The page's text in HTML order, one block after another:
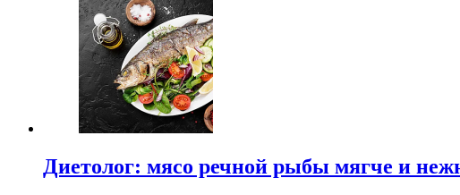
Диетолог: мясо речной рыбы мягче и